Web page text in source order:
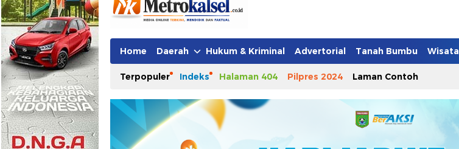
Home Daerah Hukum & Kriminal Advertorial Tanah Bumbu Wisata
Terpopuler Indeks Halaman 404 Pilpres 2024 Laman Contoh